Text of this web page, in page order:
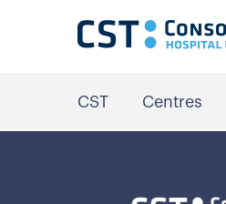
CST Centres